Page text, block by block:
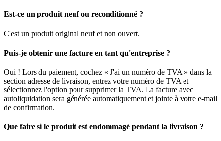
Est-ce un produit neuf ou reconditionné ?
C'est un produit original neuf et non ouvert.
Puis-je obtenir une facture en tant qu'entreprise ?
Oui ! Lors du paiement, cochez « J'ai un numéro de TVA » dans la
section adresse de livraison, entrez votre numéro de TVA et
sélectionnez l'option pour supprimer la TVA. La facture avec
autoliquidation sera générée automatiquement et jointe à votre e-mail
de confirmation.
Que faire si le produit est endommagé pendant la livraison ?